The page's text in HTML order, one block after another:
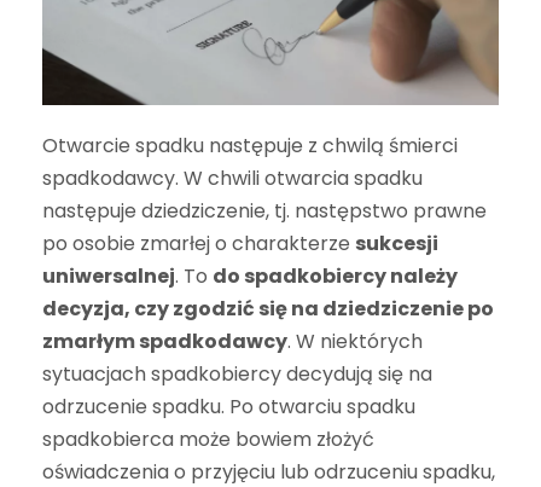
Otwarcie spadku następuje z chwilą śmierci
spadkodawcy. W chwili otwarcia spadku
następuje dziedziczenie, tj. następstwo prawne
po osobie zmarłej o charakterze sukcesji
uniwersalnej. To do spadkobiercy należy
decyzja, czy zgodzić się na dziedziczenie po
zmarłym spadkodawcy. W niektórych
sytuacjach spadkobiercy decydują się na
odrzucenie spadku. Po otwarciu spadku
spadkobierca może bowiem złożyć
oświadczenia o przyjęciu lub odrzuceniu spadku,